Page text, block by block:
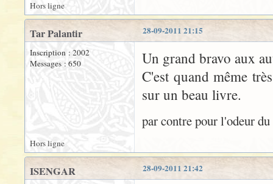
Hors ligne
28-09-2011 21:15
Tar Palantir
Inscription : 2002
Messages : 650
Un grand bravo aux
C'est quand même
sur un beau livre.
par contre pour l'odeur
Hors ligne
28-09-2011 21:42
ISENGAR